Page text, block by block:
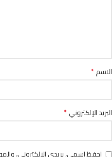
الاسم*
البريد الإلكتروني*
احفظ اسمي، بريدي الإلكتروني،